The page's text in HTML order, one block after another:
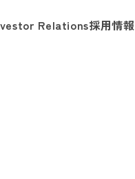
Relations採用情報